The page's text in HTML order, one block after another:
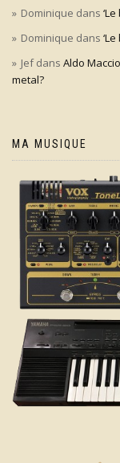
Dominique dans
Dominique dans
Jefdans Aldo
metal?
MA MUSIQUE